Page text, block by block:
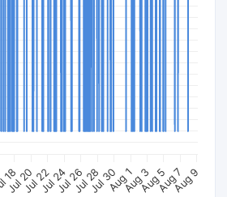
18
Jul 20Jul 22Jul 24Jul 26Jul 28Jul 30Aug 1Aug 3Aug 5Aug 7Aug 9